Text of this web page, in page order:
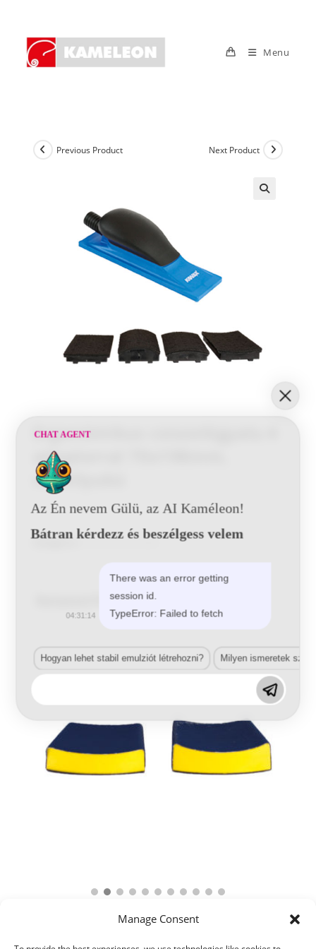
Manage Consent
content
Menu
Previous Product Next Product
Ergonómikus csiszológyalu 4
adaptorral 70x198mm,
multilyukú
Kategória:Kézi Csiszoló Stekli
Related Products
CHAT AGENT
Az Én nevem Gülü, az AI Kaméleon!
Bátran kérdezz és beszélgess velem
There was an error getting
session id.
TypeError: Failed to fetch
04:31:14
Hogyan lehet stabil emulziót létrehozni? Milyen ismeretek